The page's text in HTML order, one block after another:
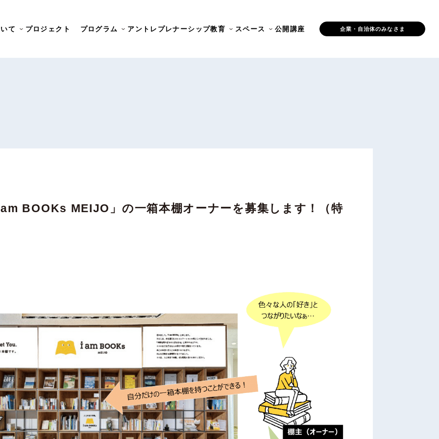
て プロジェクト プログラム アントレプレナーシップ教育 スペース 公開講座 企業・自治体のみなさま
BOOKs MEIJO」の一箱本棚オーナーを募集します！（特